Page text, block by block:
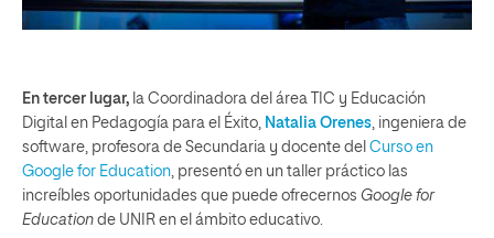
En tercer lugar, la Coordinadora del área TIC y Educación
Digital en Pedagogía para el Éxito, Natalia Orenes, ingeniera de
software, profesora de Secundaria y docente del Curso en
Google for Education, presentó en un taller práctico las
increíbles oportunidades que puede ofrecernos Google for
Education de UNIR en el ámbito educativo.